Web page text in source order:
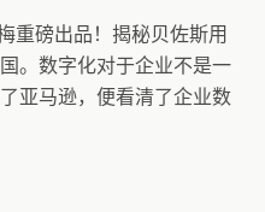
重磅出品！揭秘贝佐斯用
。数字化对于企业不是一
亚马逊，便看清了企业数